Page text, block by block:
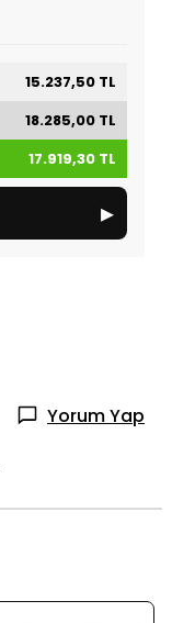
15.237,50 TL
18.285,00 TL
17.919,30 TL
▸
Yorum Yap